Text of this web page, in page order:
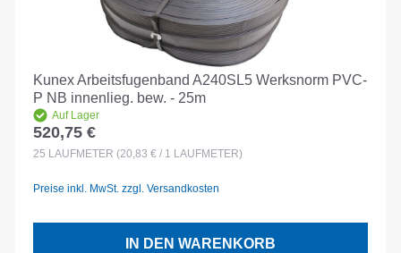
Kunex Arbeitsfugenband A240SL5 Werksnorm PVC-
P NB innenlieg. bew. - 25m
Auf Lager
Regulärer Preis:
520,75 €
25 LAUFMETER (20,83 € / 1 LAUFMETER)
Preise inkl. MwSt. zzgl. Versandkosten
IN DEN WARENKORB